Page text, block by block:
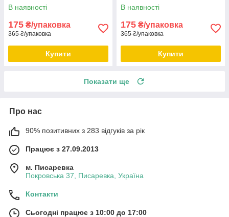
В наявності
175 ₴/упаковка
365 ₴/упаковка
Купити
В наявності
175 ₴/упаковка
365 ₴/упаковка
Купити
Показати ще
Про нас
90% позитивних з 283 відгуків за рік
Працює з 27.09.2013
м. Писаревка
Покровська 37, Писаревка, Україна
Контакти
Сьогодні працює з 10:00 до 17:00